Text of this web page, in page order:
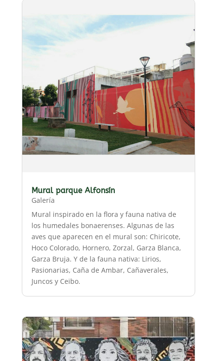
Mural parque Alfonsín
Galería
Mural inspirado en la flora y fauna nativa de
los humedales bonaerenses. Algunas de las
aves que aparecen en el mural son: Chiricote,
Hoco Colorado, Hornero, Zorzal, Garza Blanca,
Garza Bruja. Y de la fauna nativa: Lirios,
Pasionarias, Caña de Ambar, Cañaverales,
Juncos y Ceibo.